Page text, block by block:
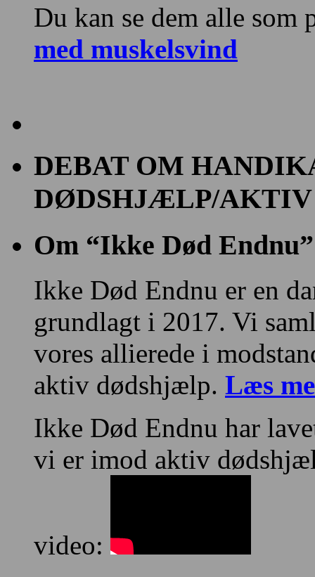
Du kan se dem alle som
med muskelsvind
DEBAT OM
DØDSHJÆLP/
Om “Ikke Død
Ikke Død Endnu er en
grundlagt i 2017. Vi
vores allierede i
aktiv dødshjælp. Læs
Ikke Død Endnu har
vi er imod aktiv
video: